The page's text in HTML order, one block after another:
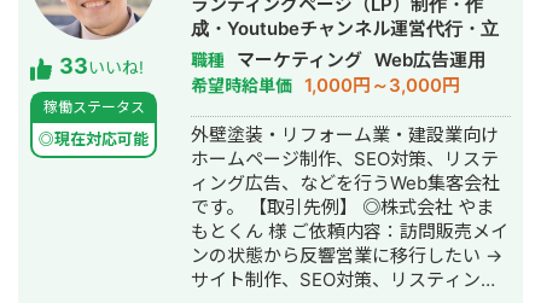
をハックしています。 また、医療広告
ガイドライン、薬機法にも対応した知
見もあり安全性にも対応しておりま
す。 ■実績■ ・某美容系ビックワード
で圏外→10位以内（半年） ・美容施術
系ビッグワード 2位 ・新規患者数PV
が3ヶ月で２倍 ・半年で新規患者数が
1.5倍！
33いいね!
稼働ステータス
◎現在対応可能
成・Youtubeチャンネル運営代行・立
ち上げ・SEO対策・新規事業立上・
SNS運用代行・記事作成代行・ライテ
ィング・ホームページ制作・作成・バ
ナー制作・デザイン・リスティング広
告運用代行・オウンドメディア制作・
構築・運用代行・動画制作・動画編集
職種 マーケティング Web広告運用
希望時給単価 1,000円～3,000円
外壁塗装・リフォーム業・建設業向け
ホームページ制作、SEO対策、リステ
ィング広告、などを行うWeb集客会社
です。 【取引先例】 ◎株式会社 やま
もとくん 様 ご依頼内容：訪問販売メイ
ンの状態から反響営業に移行したい →
サイト制作、SEO対策、リスティング